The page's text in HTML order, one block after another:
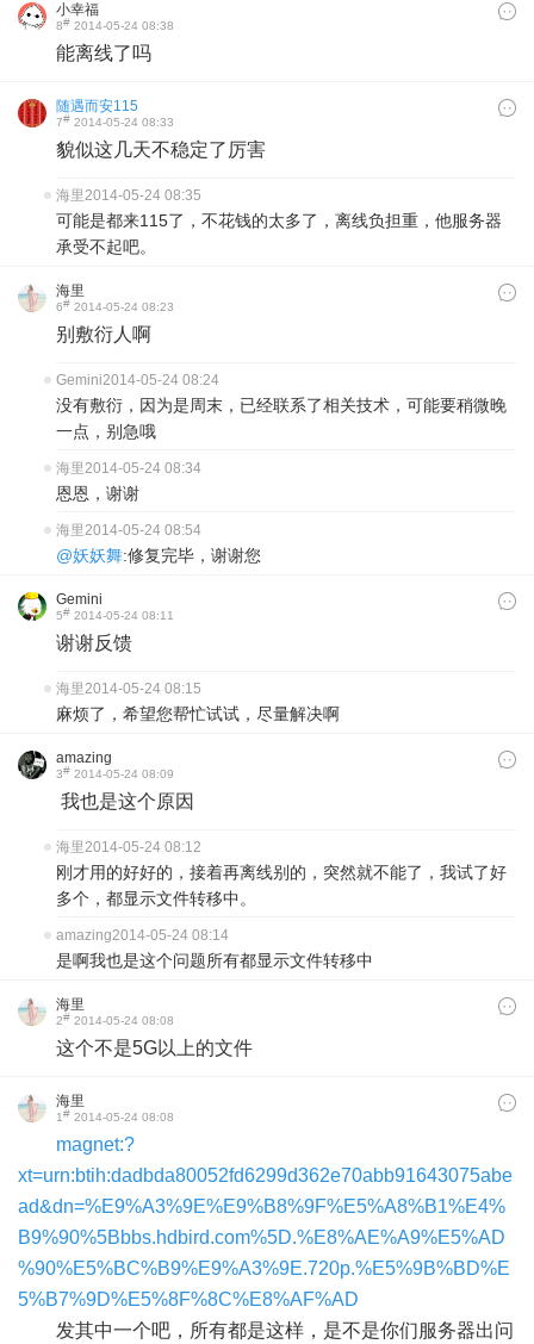
小幸福
8# 2014-05-24 08:38
能离线了吗
随遇而安115
7# 2014-05-24 08:33
貌似这几天不稳定了厉害
海里2014-05-24 08:35
可能是都来115了，不花钱的太多了，离线负担重，他服务器
承受不起吧。
海里
6# 2014-05-24 08:23
别敷衍人啊
Gemini2014-05-24 08:24
没有敷衍，因为是周末，已经联系了相关技术，可能要稍微晚
一点，别急哦
海里2014-05-24 08:34
恩恩，谢谢
海里2014-05-24 08:54
@妖妖舞:修复完毕，谢谢您
Gemini
5# 2014-05-24 08:11
谢谢反馈
海里2014-05-24 08:15
麻烦了，希望您帮忙试试，尽量解决啊
amazing
3# 2014-05-24 08:09
我也是这个原因
海里2014-05-24 08:12
刚才用的好好的，接着再离线别的，突然就不能了，我试了好
多个，都显示文件转移中。
amazing2014-05-24 08:14
是啊我也是这个问题所有都显示文件转移中
海里
2# 2014-05-24 08:08
这个不是5G以上的文件
海里
1# 2014-05-24 08:08
magnet:?
xt=urn:btih:dadbda80052fd6299d362e70abb91643075abe
ad&dn=%E9%A3%9E%E9%B8%9F%E5%A8%B1%E4%
B9%90%5Bbbs.hdbird.com%5D.%E8%AE%A9%E5%AD
%90%E5%BC%B9%E9%A3%9E.720p.%E5%9B%BD%E
5%B7%9D%E5%8F%8C%E8%AF%AD
发其中一个吧，所有都是这样，是不是你们服务器出问